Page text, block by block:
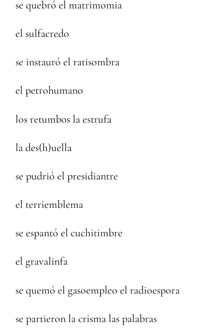
se quebró el matrimomia
el sulfacredo
se instauró el ratisombra
el petrohumano
los retumbos la estrufa
la des(h)uella
se pudrió el presidiantre
el terriemblema
se espantó el cuchitimbre
el gravalinfa
se quemó el gasoempleo el radioespora
se partieron la crisma las palabras